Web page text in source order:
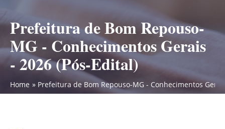
Prefeitura de Bom Repouso-
MG - Conhecimentos Gerais
- 2026 (Pós-Edital)
Home Prefeitura de Bom Repouso-MG - Conhecimentos